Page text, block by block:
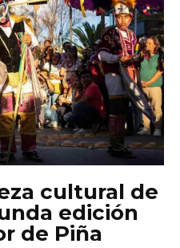
cultural de
edición
de Piña